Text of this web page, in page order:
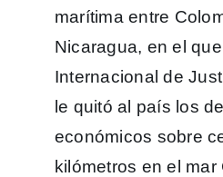
marítima entre
Nicaragua, en el
Internacional de
le quitó al país los
económicos sobre
kilómetros en el mar